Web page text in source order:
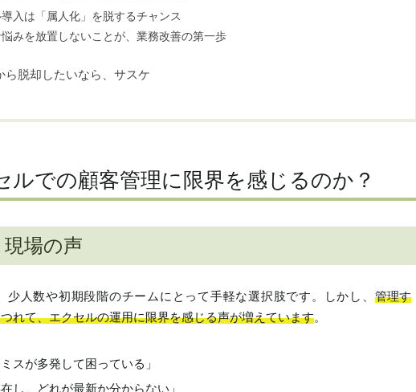
入は「属人化」を脱するチャンス
みを放置しないことが、業務改善の第一歩
ら脱却したいなら、サスケ
ルでの顧客管理に限界を感じるのか？
場の声
少人数や初期段階のチームにとって手軽な選択肢です。しかし、 管理す
れて、エクセルの運用に限界を感じる声が増えています。
スが多発して困っている」
し、どれが最新か分からない」